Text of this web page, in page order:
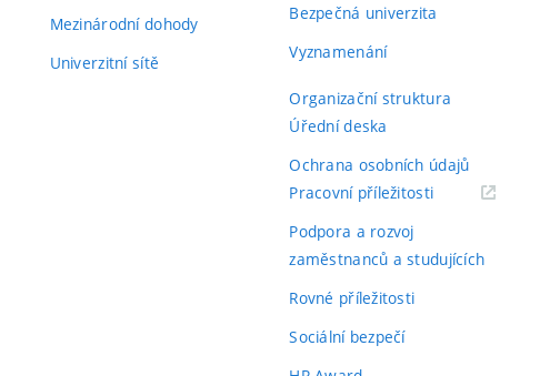
Mezinárodní dohody
Univerzitní sítě
Bezpečná univerzita
Vyznamenání
Organizační struktura
Úřední deska
Ochrana osobních údajů
Pracovní příležitosti(externí
Podpora a rozvoj
zaměstnanců a studujících
Rovné příležitosti
Sociální bezpečí